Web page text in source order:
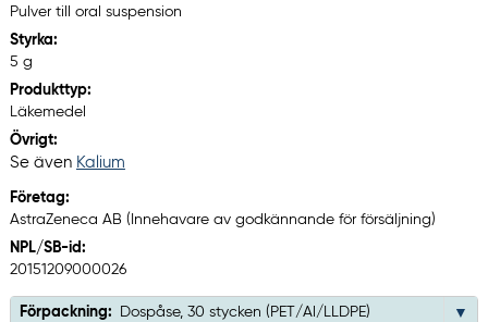
Pulver till oral suspension
Styrka:
5 g
Produkttyp:
Läkemedel
Övrigt:
Se även Kalium
Företag:
AstraZeneca AB (Innehavare av godkännande för försäljning)
NPL/SB-id:
20151209000026
Förpackning: Dospåse, 30 stycken (PET/Al/LLDPE)